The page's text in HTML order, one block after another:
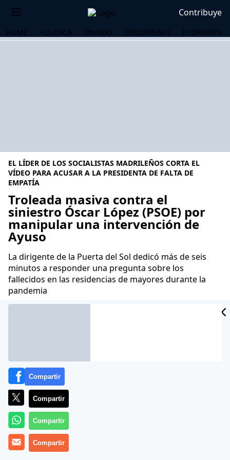
Contribuye
HOME POLÍTICA MUNDO PERIODISMO ECONOMÍA
EL LÍDER DE LOS SOCIALISTAS MADRILEÑOS CORTA EL
VÍDEO PARA ACUSAR A LA PRESIDENTA DE FALTA DE
EMPATÍA
Troleada masiva contra el
siniestro Óscar López (PSOE) por
manipular una intervención de
Ayuso
La dirigente de la Puerta del Sol dedicó más de seis
minutos a responder una pregunta sobre los
fallecidos en las residencias de mayores durante la
pandemia
Juan Velarde
Compartir
Compartir
Compartir
Compartir